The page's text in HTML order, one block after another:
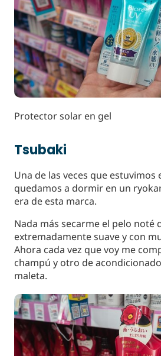
Protector solar en gel
Tsubaki
Una de las veces que estuvimos
quedamos a dormir en un
era de esta marca.
Nada más secarme el pelo noté
extremadamente suave y con
Ahora cada vez que voy me
champú y otro de
maleta.